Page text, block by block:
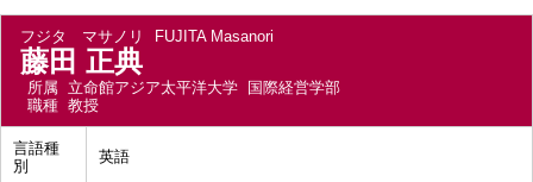
フジタ マサノリ FUJITA Masanori
藤田 正典
所属 立命館アジア太平洋大学 国際経営学部
職種 教授
言語種
別
英語